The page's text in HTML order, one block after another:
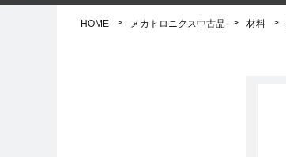
HOME メカトロニクス中古品 材料